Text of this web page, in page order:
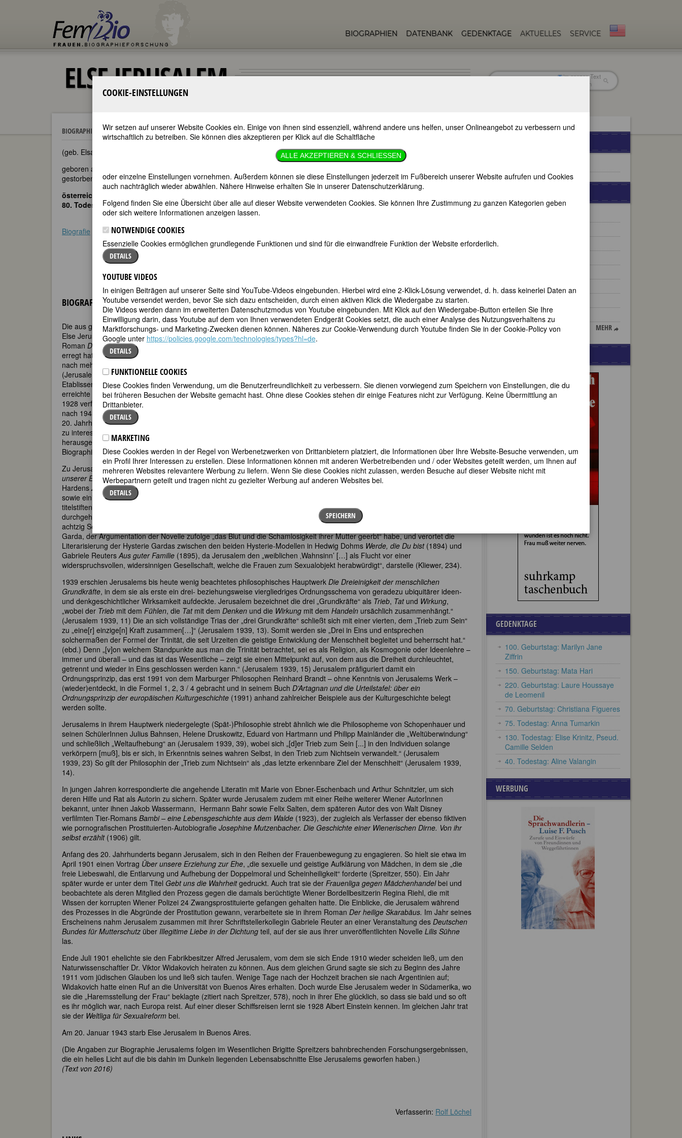
BIOGRAPHIEN DATENBANK GEDENKTAGE AKTUELLES SERVICE
ELSE JERUSALEM
im ganzen Text
nur in Titeln
BIOGRAPHIEN Else Jerusalem
(geb. Elsa Kotányi, wiederverh. Widakovich)
geboren am 23. November 1876 in Wien
gestorben am 20. Januar 1943 in Buenos Aires
österreichische Schriftstellerin und Philosophin
80. Todestag am 20. Januar 2023
Biografie Weblinks•Literatur & Quellen
BIOGRAFIE
teilen
Die aus guten Gründen als „feministische Vordenkerin und Philosophin“ (Spreitzer, 594) geltende Autorin
Else Jerusalem wurde 1876 als Elsa Kotányi in Wien geboren. Bekannt wurde sie vor allem durch ihren
Roman Der heilige Skarabäus(1909). “Ich habe nur selten erlebt, dass ein Buch ein solches Aufsehen
erregt hat” (Francé-Harrar, 75), erinnert sich die Schriftstellerin und Biologin Anni Francé-Harrar noch
nach mehr als einem halben Jahrhundert. Anhand des durch die Hände einer Reihe von „Bordellmamas“
(Jerusalem 2016, 248) gehenden Rothauses führt Jerusalem den Lesenden die verschiedenen Funktionsweisen eines solchen
Etablissements vor. Zugleich erzählt sie die Geschichte des in dem Haus geborenen Mädchens Milada. Der Bordellroman
erreichte bis zur Machtübernahme der Nationalsozialisten etliche Auflagen, wurde in verschiedene Sprachen übersetzt und
1928 verfilmt. Nach der Machtergreifung durch die Nationalsozialisten wurde er von den neuen Herrschern verboten und war
nach 1945 in Vergessenheit geraten. Nur 1954 erschien eine stark zusammengestrichene Ausgabe. Erst mit dem ausgehenden
20. Jahrhundert begannen einige feministische Literaturwissenschaftlerinnen den Roman wiederzuentdecken und sich für ihn
zu interessieren. Es sollte jedoch bis zum Jahr 2016 dauern, bis im Verlag
herausgegebene ungekürzte Neuausgabe erschien, der die Herausgeberin ihre überaus instruktive
Biographie der Autorin angehängt hat.
Zu Jerusalems weiteren Publikationen zählen einige selbständig publizierte Texte wieGebt uns die Wahrheit. Ein Beitrag
unserer Erziehung zur Ehe(1902) und Die Angst der Geschlechter(1910), etliche Zeitschriften-Artikel u.a. in Maximilian
Hardens Zukunft. Außerdem verfasste Jerusalem die Komödie der Sinne
sowie einige Novellen, unter ihnen noch unter dem Namen E. Kotányi die Novellensammlung
titelstiftende Erzählung sie bereits ein Jahr vor dem Erscheinen von Arthur SchnitzlersLeutnant Gustl
durchgehenden Einsatz der Technik des inneren Monologs“ (Spreitzer, 561) verfasst hatte. Anette Kliewer macht in dem
achtzig Seiten umfassenden Text eine „biologistische Triebtheorie“ aus, da die als Ich-Erzählerin fungierende Prostituierte
Garda, der Argumentation der Novelle zufolge „das Blut und die Schamlosigkeit ihrer Mutter geerbt“ habe, und verortet die
Literarisierung der Hysterie Gardas zwischen den beiden Hysterie-Modellen in Hedwig Dohms Werde, die Du bist (1894) und
Gabriele Reuters Aus guter Familie (1895), da Jerusalem den „weiblichen ‚Wahnsinn’ […] als Flucht vor einer
widerspruchsvollen, widersinnigen Gesellschaft, welche die Frauen zum Sexualobjekt herabwürdigt“, darstelle (Kliewer, 234).
1939 erschien Jerusalems bis heute wenig beachtetes philosophisches Hauptwerk Die Dreieinigkeit der menschlichen
Grundkräfte, in dem sie als erste ein drei- beziehungsweise viergliedriges Ordnungsschema von geradezu ubiquitärer ideen-
und denkgeschichtlicher Wirksamkeit aufdeckte. Jerusalem bezeichnet die drei „Grundkräfte“ als Trieb, Tat und Wirkung,
„wobei der Trieb mit dem Fühlen, die Tatmit dem Denken und die Wirkung mit dem Handeln ursächlich zusammenhängt.“
(Jerusalem 1939, 11) Die an sich vollständige Trias der „drei Grundkräfte“ schließt sich mit einer vierten, dem „Trieb zum Sein“
zu „eine[r] einzige[n] Kraft zusammen[…]“ (Jerusalem 1939, 13). Somit werden sie „Drei in Eins und entsprechen
solchermaßen der Formel der Trinität, die seit Urzeiten die geistige Entwicklung der Menschheit begleitet und beherrscht hat.“
(ebd.) Denn „[v]on welchem Standpunkte aus man die Trinität betrachtet, sei es als Religion, als Kosmogonie oder Ideenlehre –
immer und überall – und das ist das Wesentliche – zeigt sie einen Mittelpunkt auf, von dem aus die Dreiheit durchleuchtet,
getrennt und wieder in Eins geschlossen werden kann.“ (Jerusalem 1939, 15) Jerusalem präfiguriert damit ein
Ordnungsprinzip, das erst 1991 von dem Marburger Philosophen Reinhard Brandt – ohne Kenntnis von Jerusalems Werk –
(wieder)entdeckt, in die Formel 1, 2, 3 / 4 gebracht und in seinem Buch D’Artagnan und die Urteilstafel: über ein
Ordnungsprinzip der europäischen Kulturgeschichte (1991) anhand zahlreicher Beispiele aus der Kulturgeschichte belegt
werden sollte.
Jerusalems in ihrem Hauptwerk niedergelegte (Spät-)Philosophie strebt ähnlich wie die Philosopheme von Schopenhauer und
seinen SchülerInnen Julius Bahnsen, Helene Druskowitz, Eduard von Hartmann und Philipp Mainländer die „Weltüberwindung“
und schließlich „Weltaufhebung“ an (Jerusalem 1939, 39), wobei sich „[d]er Trieb zum Sein [...] in den Individuen solange
verkörpern [muß], bis er sich, in Erkenntnis seines wahren Selbst, in den Trieb zum Nichtsein verwandelt.“ (Jerusalem
1939, 23) So gilt der Philosophin der „Trieb zum Nichtsein“ als „das letzte erkennbare Ziel der Menschheit“ (Jerusalem 1939,
14).
In jungen Jahren korrespondierte die angehende Literatin mit Marie von Ebner-Eschenbach und Arthur Schnitzler, um sich
deren Hilfe und Rat als Autorin zu sichern. Später wurde Jerusalem zudem mit einer Reihe weiterer Wiener AutorInnen
bekannt, unter ihnen Jakob Wassermann, Hermann Bahr sowie Felix Salten, dem späteren Autor des von Walt Disney
verfilmten Tier-Romans Bambi – eine Lebensgeschichte aus dem Walde (1923), der zugleich als Verfasser der ebenso fiktiven
wie pornografischen Prostituierten-Autobiografie Josephine Mutzenbacher. Die Geschichte einer Wienerischen Dirne. Von ihr
selbst erzählt(1906) gilt.
Anfang des 20. Jahrhunderts begann Jerusalem, sich in den Reihen der Frauenbewegung zu engagieren. So hielt sie etwa im
April 1901 einen Vortrag Über unsere Erziehung zur Ehe, „die sexuelle und geistige Aufklärung von Mädchen, in dem sie „die
freie Liebeswahl, die Entlarvung und Aufhebung der Doppelmoral und Scheinheiligkeit“ forderte (Spreitzer, 550). Ein Jahr
später wurde er unter dem Titel Gebt uns die Wahrheitgedruckt. Auch trat sie der Frauenliga gegen Mädchenhandelbei und
beobachtete als deren Mitglied den Prozess gegen die damals berüchtigte Wiener Bordellbesitzerin Regina Riehl, die mit
Wissen der korrupten Wiener Polizei 24 Zwangsprostituierte gefangen gehalten hatte. Die Einblicke, die Jerusalem während
des Prozesses in die Abgründe der Prostitution gewann, verarbeitete sie in ihrem Roman Der heilige Skarabäus. Im Jahr seines
Erscheinens nahm Jerusalem zusammen mit ihrer Schriftstellerkollegin Gabriele Reuter an einer Veranstaltung des Deutschen
Bundes für Mutterschutz über Illegitime Liebe in der Dichtung teil, auf der sie aus ihrer unveröffentlichten Novelle Lilis Sühne
las.
Ende Juli 1901 ehelichte sie den Fabrikbesitzer Alfred Jerusalem, vom dem sie sich Ende 1910 wieder scheiden ließ, um den
Naturwissenschaftler Dr. Viktor Widakovich heiraten zu können. Aus dem gleichen Grund sagte sie sich zu Beginn des Jahre
1911 vom jüdischen Glauben los und ließ sich taufen. Wenige Tage nach der Hochzeit brachen sie nach Argentinien auf;
Widakovich hatte einen Ruf an die Universität von Buenos Aires erhalten. Doch wurde Else Jerusalem weder in Südamerika, wo
sie die „Haremsstellung der Frau“ beklagte (zitiert nach Spreitzer, 578), noch in ihrer Ehe glücklich, so dass sie bald und so oft
es ihr möglich war, nach Europa reist. Auf einer dieser Schiffsreisen lernt sie 1928 Albert Einstein kennen. Im gleichen Jahr trat
sie der Weltliga für Sexualreform bei.
Am 20. Januar 1943 starb Else Jerusalem in Buenos Aires.
(Die Angaben zur Biographie Jerusalems folgen im Wesentlichen Brigitte Spreitzers bahnbrechenden Forschungsergebnissen,
die ein helles Licht auf die bis dahin im Dunkeln liegenden Lebensabschnitte Else Jerusalems geworfen haben.)
(Text von 2016)
Verfasserin: Rolf Löchel
Carson McCullers
Anne-Marie Blanc
MEHR
GEDENKTAGE
100. Geburtstag: Marilyn Jane
Ziffrin
150. Geburtstag: Mata Hari
220. Geburtstag: Laure Houssaye
de Leomenil
70. Geburtstag: Christiana Figueres
75. Todestag: Anna Tumarkin
130. Todestag: Elise Krinitz, Pseud.
Camille Selden
40. Todestag: Aline Valangin
WERBUNG
COOKIE-EINSTELLUNGEN
Wir setzen auf unserer Website Cookies ein. Einige von ihnen sind essenziell, während andere uns helfen, unser Onlineangebot zu verbessern und
wirtschaftlich zu betreiben. Sie können dies akzeptieren per Klick auf die Schaltfläche
ALLE AKZEPTIEREN & SCHLIESSEN
oder einzelne Einstellungen vornehmen. Außerdem können sie diese Einstellungen jederzeit im Fußbereich unserer Website aufrufen und Cookies
auch nachträglich wieder abwählen. Nähere Hinweise erhalten Sie in unserer Datenschutzerklärung.
Folgend finden Sie eine Übersicht über alle auf dieser Website verwendeten Cookies. Sie können Ihre Zustimmung zu ganzen Kategorien geben
oder sich weitere Informationen anzeigen lassen.
NOTWENDIGE COOKIES
Essenzielle Cookies ermöglichen grundlegende Funktionen und sind für die einwandfreie Funktion der Website erforderlich.
DETAILS
YOUTUBE VIDEOS
In einigen Beiträgen auf unserer Seite sind YouTube-Videos eingebunden. Hierbei wird eine 2-Klick-Lösung verwendet, d. h. dass keinerlei Daten an
Youtube versendet werden, bevor Sie sich dazu entscheiden, durch einen aktiven Klick die Wiedergabe zu starten.
Die Videos werden dann im erweiterten Datenschutzmodus von Youtube eingebunden. Mit Klick auf den Wiedergabe-Button erteilen Sie Ihre
Einwilligung darin, dass Youtube auf dem von Ihnen verwendeten Endgerät Cookies setzt, die auch einer Analyse des Nutzungsverhaltens zu
Marktforschungs- und Marketing-Zwecken dienen können. Näheres zur Cookie-Verwendung durch Youtube finden Sie in der Cookie-Policy von
Google unter https://policies.google.com/technologies/types?hl=de.
DETAILS
FUNKTIONELLE COOKIES
Diese Cookies finden Verwendung, um die Benutzerfreundlichkeit zu verbessern. Sie dienen vorwiegend zum Speichern von Einstellungen, die du
bei früheren Besuchen der Website gemacht hast. Ohne diese Cookies stehen dir einige Features nicht zur Verfügung. Keine Übermittlung an
Drittanbieter.
DETAILS
MARKETING
Diese Cookies werden in der Regel von Werbenetzwerken von Drittanbietern platziert, die Informationen über Ihre Website-Besuche verwenden, um
ein Profil Ihrer Interessen zu erstellen. Diese Informationen können mit anderen Werbetreibenden und / oder Websites geteilt werden, um Ihnen auf
mehreren Websites relevantere Werbung zu liefern. Wenn Sie diese Cookies nicht zulassen, werden Besuche auf dieser Website nicht mit
Werbepartnern geteilt und tragen nicht zu gezielter Werbung auf anderen Websites bei.
DETAILS
SPEICHERN